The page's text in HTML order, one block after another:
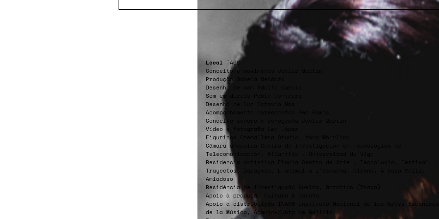
Local TAGV
Conceito e movimento Javier Martín
Produção Sabela Mendoza
Desenho de som Adolfo García
Som em direto Pablo Contrera
Desenho de luz Octavio Mas
Acompanhamento coreográfico Pep Ramis
Conceito sonoro e cenografia Javier Martín
Vídeo e fotografia Leo López
Figurinos Cremallera Studio, Anna Whirling
Câmara anecoica Centro de Investigación en Tecnologías de
Telecomunicación, Atlanttic – Universidad de Vigo
Residencia artística Etopía Centro de Arte y Tecnología, Festival
Trayectos, Zaragoza, L’animal a l’esquena, Girona, A Casa Vella,
Amiadoso
Residência de investigação Guelra, Gnration (Braga)
Apoio à produção Cultura A Coruña
Apoio à distribuição INAEM Instituto Nacional de las Artes
de la Música, Agadic-Xunta de Galicia